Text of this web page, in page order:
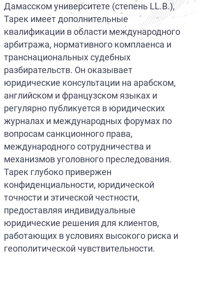
Дамасском университете (степень LL.B.),
Тарек имеет дополнительные
квалификации в области международного
арбитража, нормативного комплаенса и
транснациональных судебных
разбирательств. Он оказывает
юридические консультации на арабском,
английском и французском языках и
регулярно публикуется в юридических
журналах и международных форумах по
вопросам санкционного права,
международного сотрудничества и
механизмов уголовного преследования.
Тарек глубоко привержен
конфиденциальности, юридической
точности и этической честности,
предоставляя индивидуальные
юридические решения для клиентов,
работающих в условиях высокого риска и
геополитической чувствительности.